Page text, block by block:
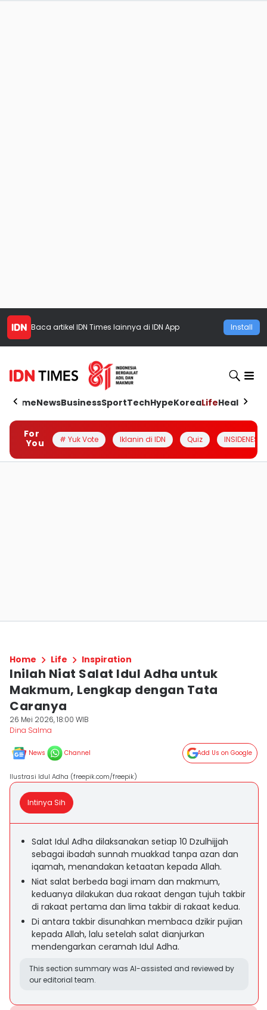
Baca artikel IDN Times lainnya di IDN App Install
HomeNewsBusinessSportTechHypeKoreaLifeHealth
For
You
# Yuk Vote Iklanin di IDN Quiz INSIDENESIA
Home Life Inspiration
Inilah Niat Salat Idul Adha untuk
Makmum, Lengkap dengan Tata
Caranya
26 Mei 2026, 18:00 WIB
Dina Salma
News Channel Add Us on Google
Ilustrasi Idul Adha (freepik.com/freepik)
Intinya Sih
Salat Idul Adha dilaksanakan setiap 10 Dzulhijjah
sebagai ibadah sunnah muakkad tanpa azan dan
iqamah, menandakan ketaatan kepada Allah.
Niat salat berbeda bagi imam dan makmum,
keduanya dilakukan dua rakaat dengan tujuh takbir
di rakaat pertama dan lima takbir di rakaat kedua.
Di antara takbir disunahkan membaca dzikir pujian
kepada Allah, lalu setelah salat dianjurkan
mendengarkan ceramah Idul Adha.
This section summary was AI-assisted and reviewed by
our editorial team.